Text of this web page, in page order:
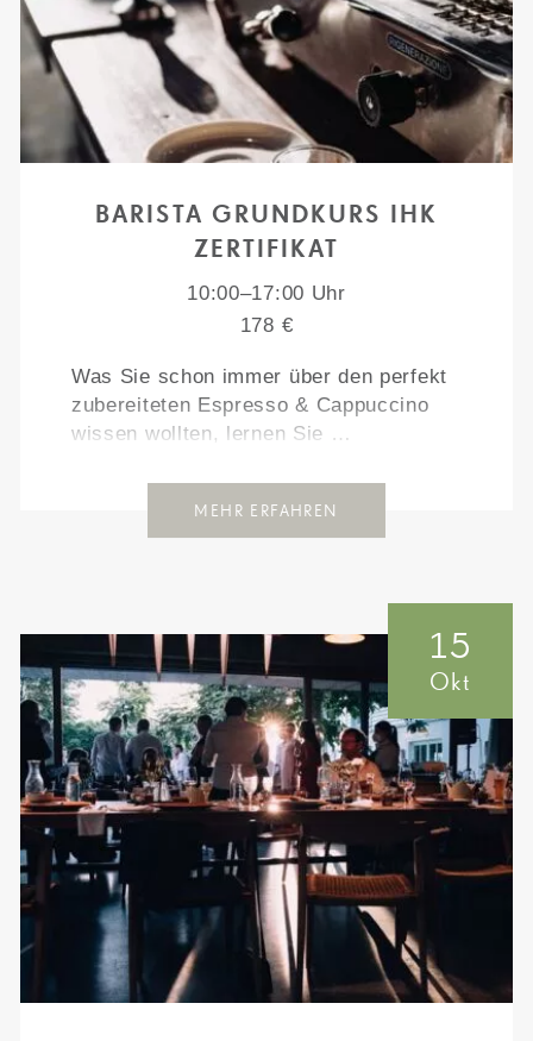
BARISTA GRUNDKURS IHK
ZERTIFIKAT
10:00–17:00 Uhr
178 €
Was Sie schon immer über den perfekt
zubereiteten Espresso & Cappuccino
wissen wollten, lernen Sie …
MEHR ERFAHREN
15
Okt